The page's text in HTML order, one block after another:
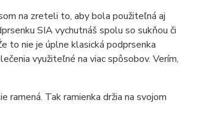
na zreteli to, aby bola použiteľná aj
SIA vychutnáš spolu so sukňou či
to nie je úplne klasická podprsenka
využiteľné na viac spôsobov. Verím,
Tak ramienka držia na svojom